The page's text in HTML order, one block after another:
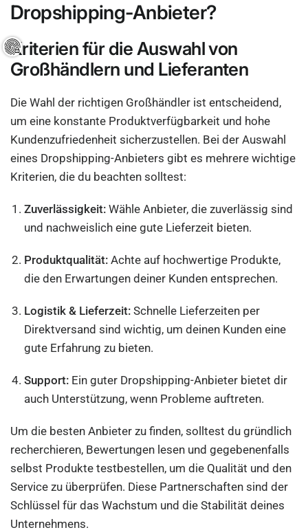
Dropshipping-Anbieter?
Kriterien für die Auswahl von
Großhändlern und Lieferanten
Die Wahl der richtigen Großhändler ist entscheidend,
um eine konstante Produktverfügbarkeit und hohe
Kundenzufriedenheit sicherzustellen. Bei der Auswahl
eines Dropshipping-Anbieters gibt es mehrere wichtige
Kriterien, die du beachten solltest:
Zuverlässigkeit: Wähle Anbieter, die zuverlässig sind
und nachweislich eine gute Lieferzeit bieten.
Produktqualität: Achte auf hochwertige Produkte,
die den Erwartungen deiner Kunden entsprechen.
Logistik & Lieferzeit: Schnelle Lieferzeiten per
Direktversand sind wichtig, um deinen Kunden eine
gute Erfahrung zu bieten.
Support: Ein guter Dropshipping-Anbieter bietet dir
auch Unterstützung, wenn Probleme auftreten.
Um die besten Anbieter zu finden, solltest du gründlich
recherchieren, Bewertungen lesen und gegebenenfalls
selbst Produkte testbestellen, um die Qualität und den
Service zu überprüfen. Diese Partnerschaften sind der
Schlüssel für das Wachstum und die Stabilität deines
Unternehmens.